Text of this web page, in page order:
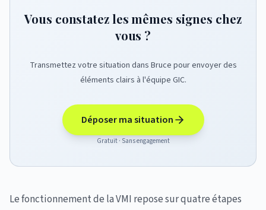
Vous constatez les mêmes signes chez
vous ?
Transmettez votre situation dans Bruce pour envoyer des
éléments clairs à l'équipe GIC.
Déposer ma situation
Gratuit · Sans engagement
Le fonctionnement de la VMI repose sur quatre étapes